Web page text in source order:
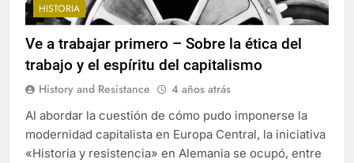
HISTORIA
Ve a trabajar primero – Sobre la ética del
trabajo y el espíritu del capitalismo
History and Resistance 4 años atrás
Al abordar la cuestión de cómo pudo imponerse la
modernidad capitalista en Europa Central, la iniciativa
«Historia y resistencia» en Alemania se ocupó, entre